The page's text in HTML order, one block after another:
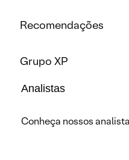
Recomendações
Grupo XP
Analistas
Conheça nossos